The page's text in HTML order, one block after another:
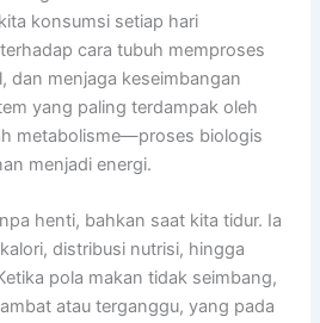
konsumsi setiap hari
cara tubuh memproses
dan menjaga keseimbangan
yang paling terdampak oleh
metabolisme—proses biologis
menjadi energi.
henti, bahkan saat kita tidur. Ia
distribusi nutrisi, hingga
pola makan tidak seimbang,
atau terganggu, yang pada